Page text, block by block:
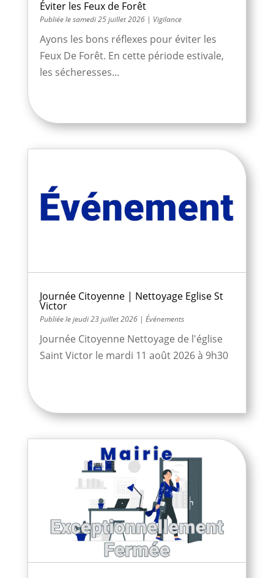
Éviter les Feux de Forêt
samedi 25 juillet 2026| Vigilance
Ayons les bons réflexes pour éviter les
Feux De Forêt. En cette période estivale,
les sécheresses...
Journée Citoyenne | Nettoyage Eglise St
Victor
jeudi 23 juillet 2026| Événements
Journée Citoyenne Nettoyage de l'église
Saint Victor le mardi 11 août 2026 à 9h30